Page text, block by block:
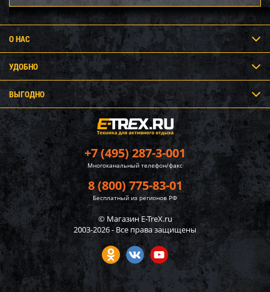
+7 (495) 287-3-001
Многоканальный телефон/факс
8 (800) 775-83-01
Бесплатный из регионов РФ
© Магазин E-TreX.ru
2003-2026 - Все права защищены
О НАС
УДОБНО
ВЫГОДНО